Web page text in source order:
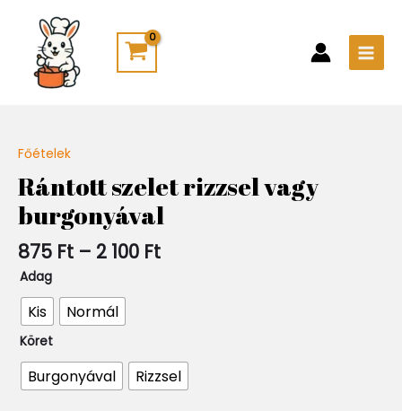
content
Főételek
Rántott szelet rizzsel vagy
burgonyával
875 Ft – 2 100 Ft
875 Ft
-
2
100 Ft
Adag
Kis Normál
Köret
Burgonyával Rizzsel